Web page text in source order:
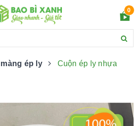
0
ép ly
Cuộn ép ly nhựa